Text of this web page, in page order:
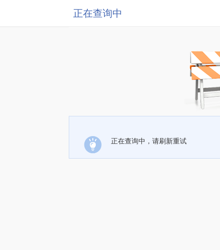
正在查询中
正在查询中，请刷新重试